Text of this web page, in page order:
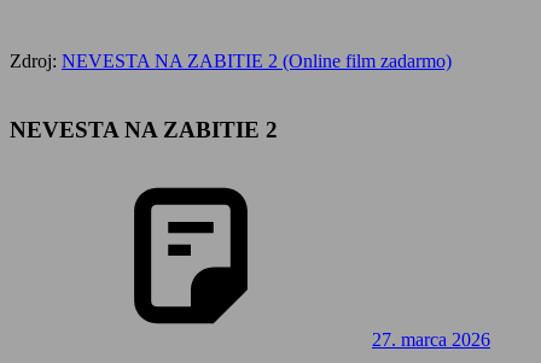
Zdroj: NEVESTA NA ZABITIE 2 (Online film zadarmo)
NEVESTA NA ZABITIE 2
27. marca 2026